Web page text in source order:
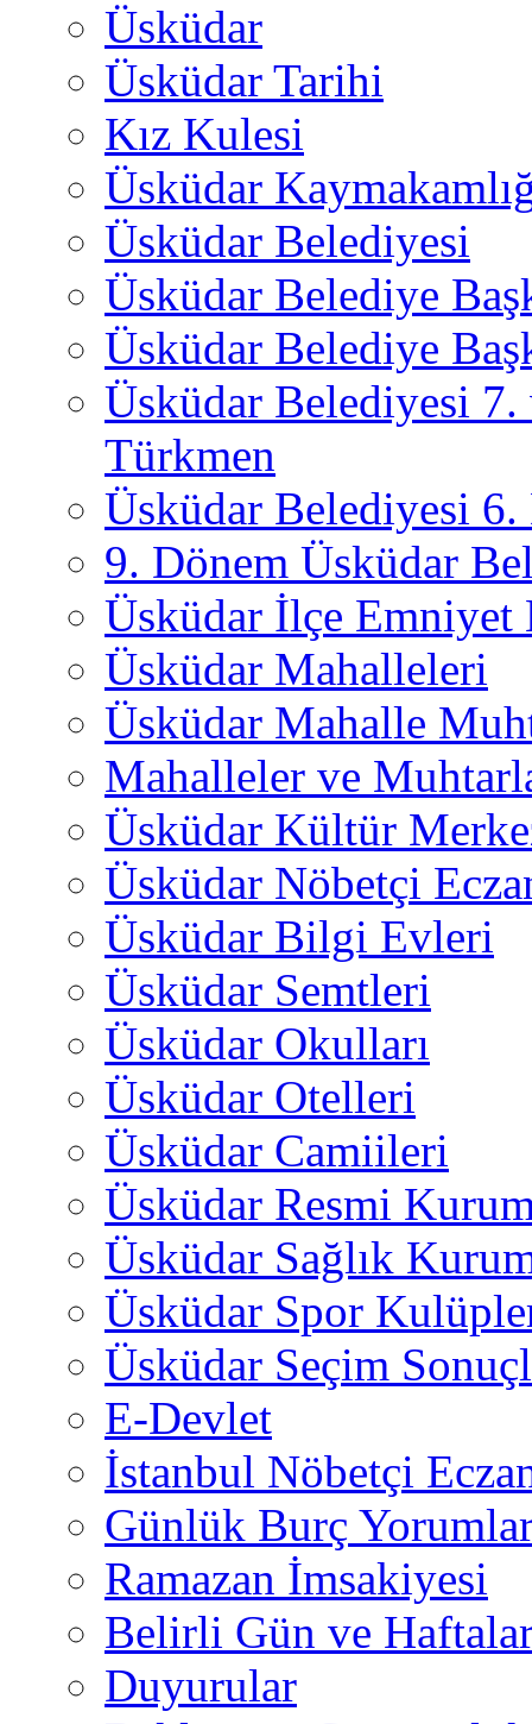
Üsküdar
Üsküdar Tarihi
Kız Kulesi
Üsküdar
Üsküdar Belediyesi
Üsküdar Belediye
Üsküdar Belediye
Üsküdar Belediyesi
Türkmen
Üsküdar Belediyesi 6.
9. Dönem Üsküdar
Üsküdar İlçe
Üsküdar Mahalleleri
Üsküdar Mahalle
Mahalleler ve
Üsküdar Kültür
Üsküdar Nöbetçi
Üsküdar Bilgi Evleri
Üsküdar Semtleri
Üsküdar Okulları
Üsküdar Otelleri
Üsküdar Camiileri
Üsküdar Resmi
Üsküdar Sağlık
Üsküdar Spor
Üsküdar Seçim
E-Devlet
İstanbul Nöbetçi
Günlük Burç
Ramazan İmsakiyesi
Belirli Gün ve
Duyurular